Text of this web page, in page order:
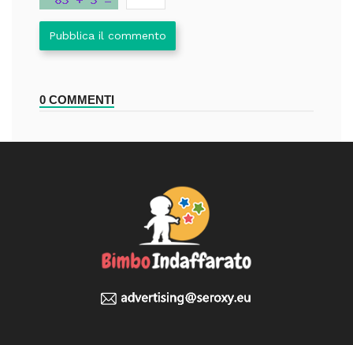
Pubblica il commento
0 COMMENTI